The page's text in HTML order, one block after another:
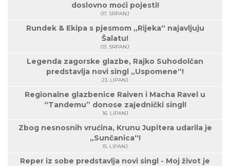
doslovno moći pojesti!
07. SRPANJ
Rundek & Ekipa s pjesmom „Rijeka“ najavljuju
Šalatu!
03. SRPANJ
Legenda zagorske glazbe, Rajko Suhodolčan
predstavlja novi singl „Uspomene“!
23. LIPANJ
Regionalne glazbenice Raiven i Macha Ravel u
“Tandemu” donose zajednički singl!
16. LIPANJ
Zbog nesnosnih vrućina, Krunu Jupitera udarila je
„Sunčanica“!
15. LIPANJ
Reper iz sobe predstavlja novi singl - Moj život je